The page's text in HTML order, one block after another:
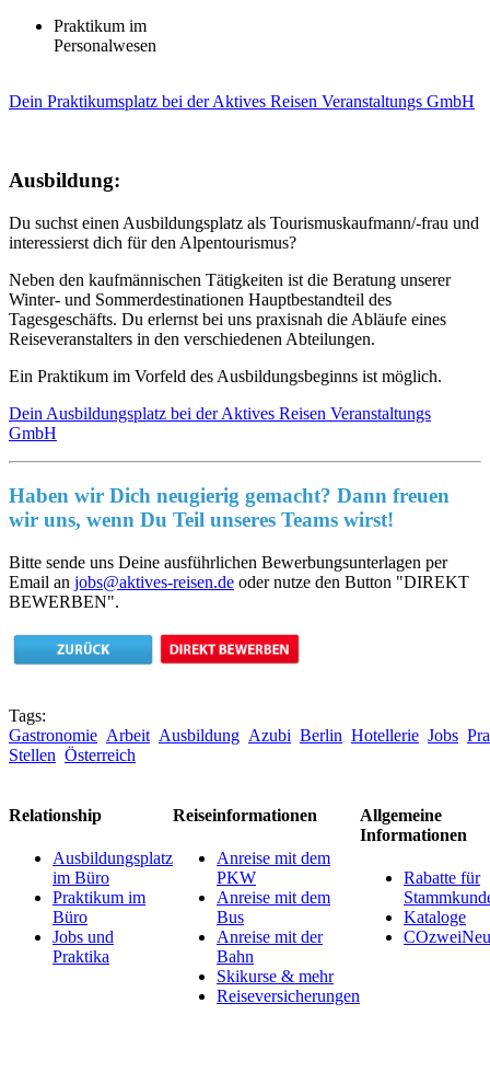
Praktikum im
Personalwesen
Dein Praktikumsplatz bei der Aktives Reisen Veranstaltungs GmbH
Ausbildung:
Du suchst einen Ausbildungsplatz als Tourismuskaufmann/-frau und
interessierst dich für den Alpentourismus?
Neben den kaufmännischen Tätigkeiten ist die Beratung unserer
Winter- und Sommerdestinationen Hauptbestandteil des
Tagesgeschäfts. Du erlernst bei uns praxisnah die Abläufe eines
Reiseveranstalters in den verschiedenen Abteilungen.
Ein Praktikum im Vorfeld des Ausbildungsbeginns ist möglich.
Dein Ausbildungsplatz bei der Aktives Reisen Veranstaltungs
GmbH
Haben wir Dich neugierig gemacht? Dann freuen
wir uns, wenn Du Teil unseres Teams wirst!
Bitte sende uns Deine ausführlichen Bewerbungsunterlagen per
Email an jobs@aktives-reisen.de oder nutze den Button "DIREKT
BEWERBEN".
Tags:
Gastronomie Arbeit Ausbildung Azubi Berlin Hotellerie Jobs
Stellen Österreich
Relationship
Ausbildungsplatz
im Büro
Praktikum im
Büro
Jobs und
Praktika
Reiseinformationen
Anreise mit dem
PKW
Anreise mit dem
Bus
Anreise mit der
Bahn
Skikurse & mehr
Reiseversicherungen
Allgemeine
Informationen
Rabatte für
Kataloge